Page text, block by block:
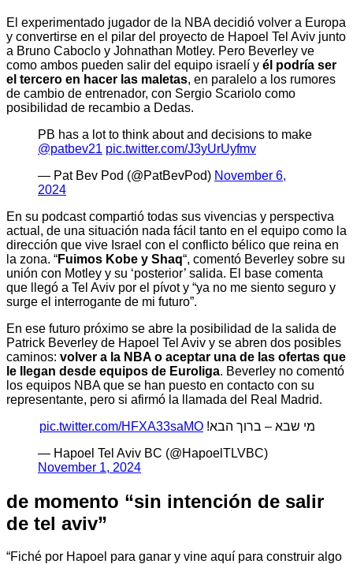
El experimentado jugador de la NBA decidió volver a Europa
y convertirse en el pilar del proyecto de Hapoel Tel Aviv junto
a Bruno Caboclo y Johnathan Motley. Pero Beverley ve
como ambos pueden salir del equipo israelí y él podría ser
el tercero en hacer las maletas, en paralelo a los rumores
de cambio de entrenador, con Sergio Scariolo como
posibilidad de recambio a Dedas.
PB has a lot to think about and decisions to make
@patbev21 pic.twitter.com/J3yUrUyfmv
— Pat Bev Pod (@PatBevPod) November 6,
2024
En su podcast compartió todas sus vivencias y perspectiva
actual, de una situación nada fácil tanto en el equipo como la
dirección que vive Israel con el conflicto bélico que reina en
la zona. “Fuimos Kobe y Shaq“, comentó Beverley sobre su
unión con Motley y su ‘posterior’ salida. El base comenta
que llegó a Tel Aviv por el pívot y “ya no me siento seguro y
surge el interrogante de mi futuro”.
En ese futuro próximo se abre la posibilidad de la salida de
Patrick Beverley de Hapoel Tel Aviv y se abren dos posibles
caminos: volver a la NBA o aceptar una de las ofertas que
le llegan desde equipos de Euroliga. Beverley no comentó
los equipos NBA que se han puesto en contacto con su
representante, pero si afirmó la llamada del Real Madrid.
מי שבא – ברוך הבא! pic.twitter.com/HFXA33saMO
— Hapoel Tel Aviv BC (@HapoelTLVBC)
November 1, 2024
de momento “sin intención de salir
de tel aviv”
“Fiché por Hapoel para ganar y vine aquí para construir algo